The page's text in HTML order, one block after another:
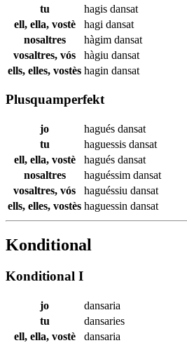
tu
hagis dansat
ell, ella, vostè
hagi dansat
nosaltres
hàgim dansat
vosaltres, vós
hàgiu dansat
ells, elles, vostès hagin dansat
Plusquamperfekt
jo hagués dansat
tu
haguessis dansat
ell, ella, vostè
hagués dansat
nosaltres
haguéssim dansat
vosaltres, vós
haguéssiu dansat
ells, elles, vostès haguessin dansat
Konditional
Konditional I
jo
dansaria
tu
dansaries
ell, ella, vostè
dansaria